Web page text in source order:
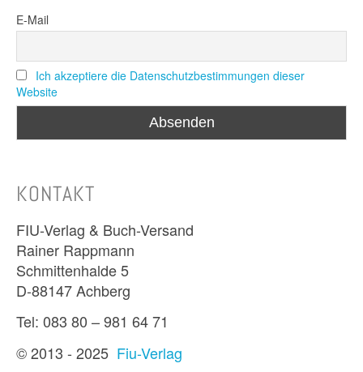
E-Mail
Ich akzeptiere die Datenschutzbestimmungen dieser
Website
KONTAKT
FIU-Verlag & Buch-Versand
Rainer Rappmann
Schmittenhalde 5
D-88147 Achberg
Tel: 083 80 – 981 64 71
© 2013 - 2025 Fiu-Verlag